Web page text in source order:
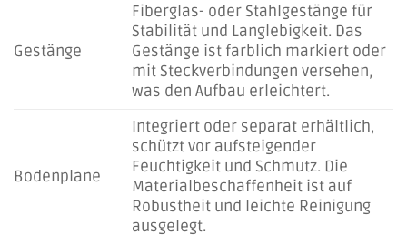
Gestänge
Fiberglas- oder Stahlgestänge für
Stabilität und Langlebigkeit. Das
Gestänge ist farblich markiert oder
mit Steckverbindungen versehen,
was den Aufbau erleichtert.
Bodenplane
Integriert oder separat erhältlich,
schützt vor aufsteigender
Feuchtigkeit und Schmutz. Die
Materialbeschaffenheit ist auf
Robustheit und leichte Reinigung
ausgelegt.